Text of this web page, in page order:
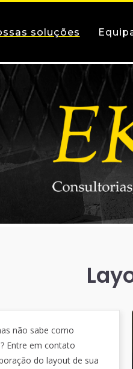
soluções
não sabe como
Entre em contato
do layout de sua